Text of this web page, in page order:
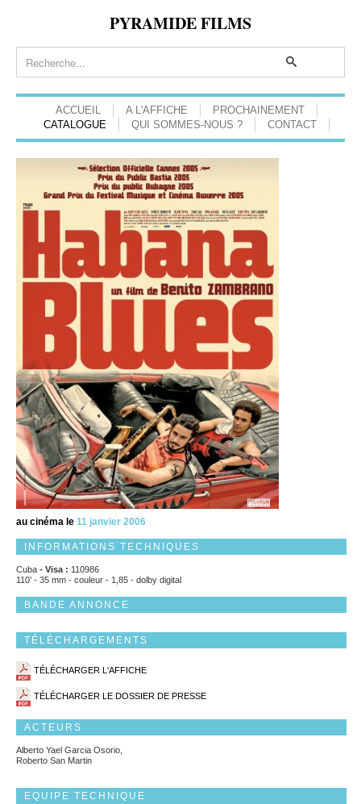
PYRAMIDE FILMS
ACCUEIL A L'AFFICHE
PROCHAINEMENT
CATALOGUE
QUI SOMMES-NOUS ? CONTACT
au cinéma le 11 janvier 2006
INFORMATIONS TECHNIQUES
Cuba - Visa : 110986
110’ - 35 mm - couleur - 1,85 - dolby digital
BANDE ANNONCE
TÉLÉCHARGEMENTS
TÉLÉCHARGER L'AFFICHE
TÉLÉCHARGER LE DOSSIER DE PRESSE
ACTEURS
Alberto Yael Garcia Osorio,
Roberto San Martin
EQUIPE TECHNIQUE